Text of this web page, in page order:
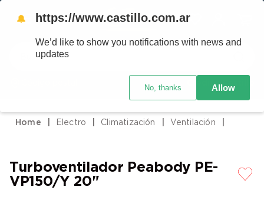
Buscar
Crédito Castillo
Electro Climatización Ventilación
Turboventilador Peabody PE-
VP150/Y 20"
2.
heladera
4 .
lavarropas
5
colchones
🔔 https://www.castillo.com.ar
We’d like to show you notifications with news and
updates
No, thanks Allow